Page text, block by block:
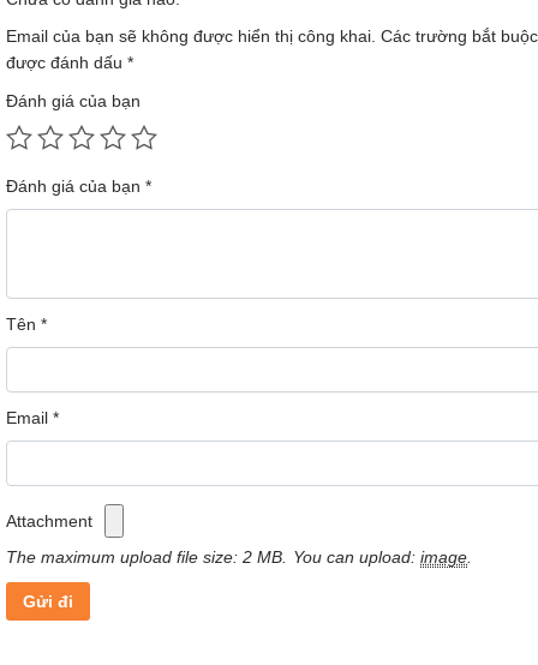
lực hút đột phá lên đến 20.000 Pa mang đến khả
năng làm sạch toàn diện, loại bỏ hiệu quả cả
vết bẩn cứng đầu nhất. Đặc biệt, con lăn quay với
tốc độ 450 vòng/phút không chỉ gia tăng lực hút mà
còn giúp làm sạch sàn nhà một cách triệt để hơn,
mang lại bề mặt sáng bóng và không tốn nhiều
Email của bạn sẽ không được hiển thị công khai. Các trường bắt buộc
được đánh dấu *
Đánh giá của bạn
Đánh giá của bạn *
Tên *
Email *
Attachment
The maximum upload file size: 2 MB. You can upload: image.